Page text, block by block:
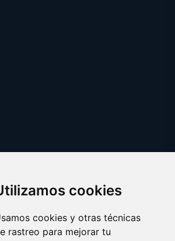
cookies
cookies y otras técnicas
rastreo para mejorar tu
cookies preferences